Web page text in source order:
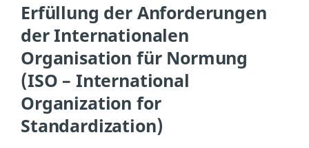
Erfüllung der Anforderungen
der Internationalen
Organisation für Normung
(ISO – International
Organization for
Standardization)